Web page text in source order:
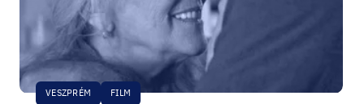
VESZPRÉM FILM